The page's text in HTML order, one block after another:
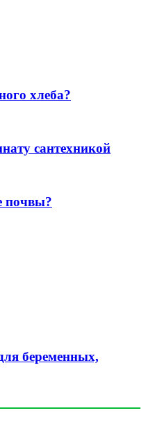
хлеба?
сантехникой
почвы?
беременных,